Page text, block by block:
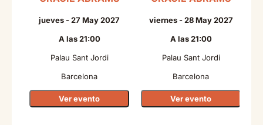
jueves - 27 May 2027
A las 21:00
Palau Sant Jordi
Barcelona
Ver evento
viernes - 28 May 2027
A las 21:00
Palau Sant Jordi
Barcelona
Ver evento